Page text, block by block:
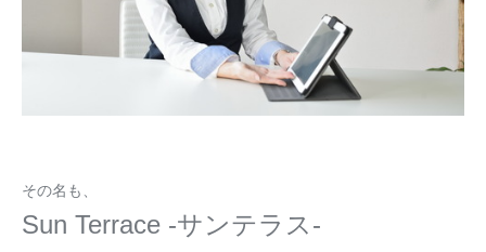
その名も、
Sun Terrace -サンテラス-